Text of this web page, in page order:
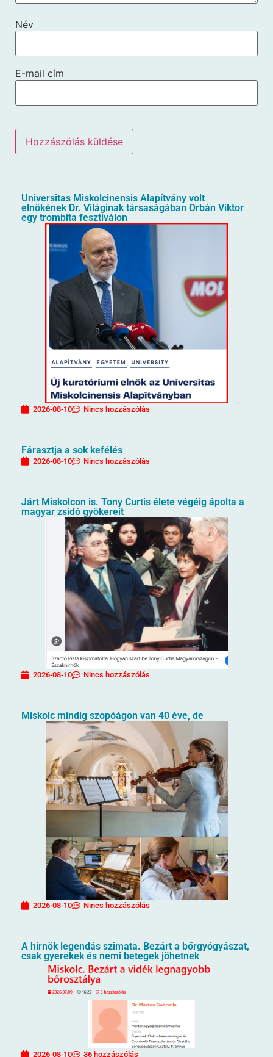
Név
E-mail cím
Universitas Miskolcinensis Alapítvány volt
elnökének Dr. Világinak társaságában Orbán Viktor
egy trombita fesztiválon
2026-08-10 Nincs hozzászólás
Fárasztja a sok kefélés
2026-08-10 Nincs hozzászólás
Járt Miskolcon is. Tony Curtis élete végéig ápolta a
magyar zsidó gyökereit
2026-08-10 Nincs hozzászólás
Miskolc mindig szopóágon van 40 éve, de
2026-08-10 Nincs hozzászólás
A hirnök legendás szimata. Bezárt a bőrgyógyászat,
csak gyerekek és nemi betegek jöhetnek
2026-08-10 36 hozzászólás